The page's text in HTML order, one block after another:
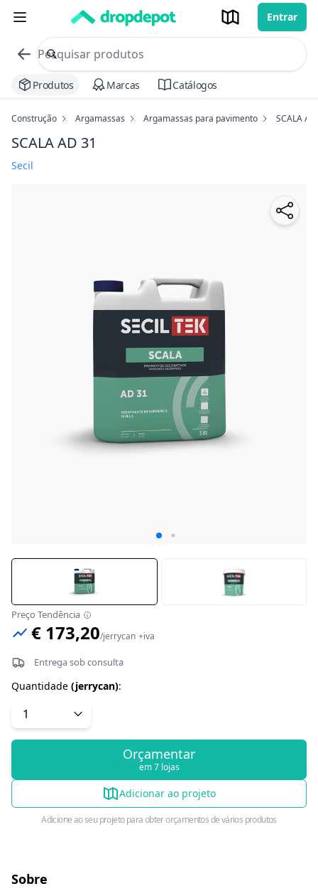
Entrar
commerce search no header
Procurar
Produtos Marcas Catálogos
Construção Argamassas Argamassas para pavimento SCALA
SCALA AD 31
Secil
Preço Tendência
€ 173,20/jerrycan +iva
Entrega sob consulta
Quantidade (jerrycan):
Orçamentar
em 7 lojas
Adicionar ao projeto
Adicione ao seu projeto para obter orçamentos de vários produtos
Sobre